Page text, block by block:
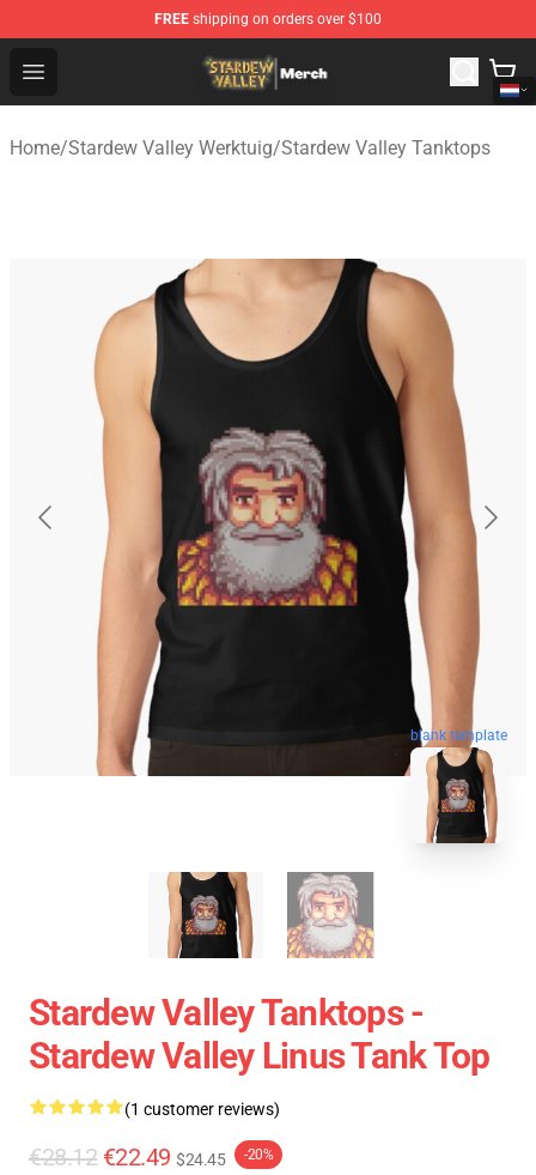
FREE shipping on orders over $100
Open menu
Stardew Valley Store - Official Stardew Valley
Home/Stardew Valley Werktuig/Stardew Valley Tanktops
blank template
Stardew Valley Tanktops -
Stardew Valley Linus Tank Top
(1 customer reviews)
€28.12 €22.49 $24.45 -20%